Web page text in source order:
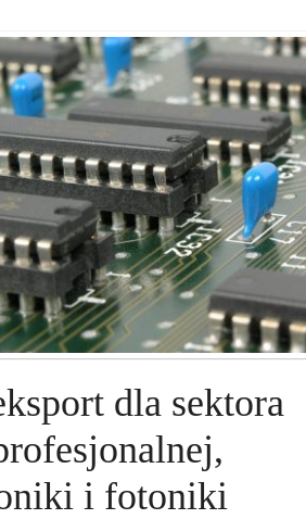
dla sektora
i fotoniki